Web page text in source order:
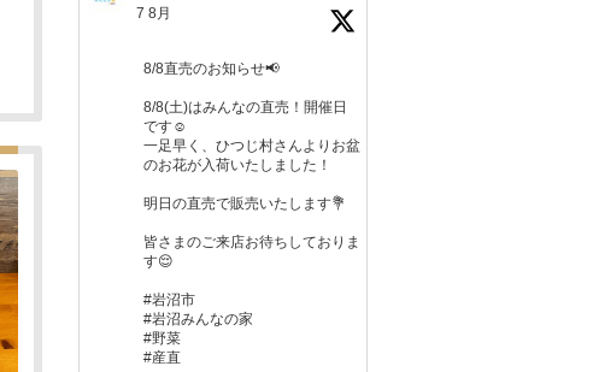
7 8月
8/8直売のお知らせ📢
8/8(土)はみんなの直売！開催日
です☺️
一足早く、ひつじ村さんよりお盆
のお花が入荷いたしました！
明日の直売で販売いたします💐
皆さまのご来店お待ちしておりま
す😌
#岩沼市
#岩沼みんなの家
#野菜
#産直